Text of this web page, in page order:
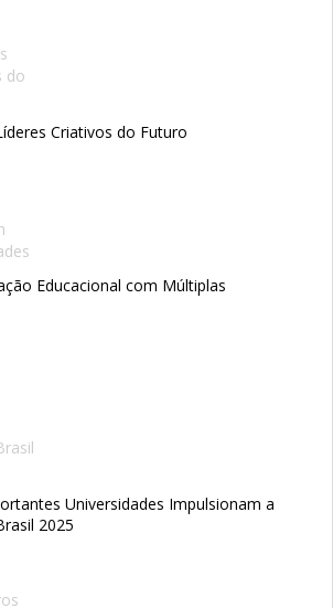
Criativos do Futuro
Educacional com Múltiplas
Universidades Impulsionam a
2025